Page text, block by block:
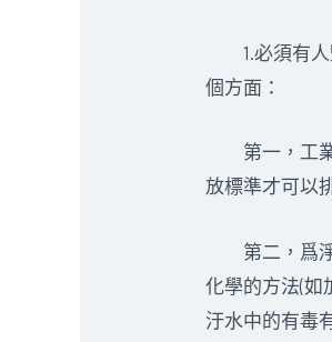
1.必須有人
個方面：
第一，工業
放標準才可以
第二，爲淨
化學的方法(如
汙水中的有毒